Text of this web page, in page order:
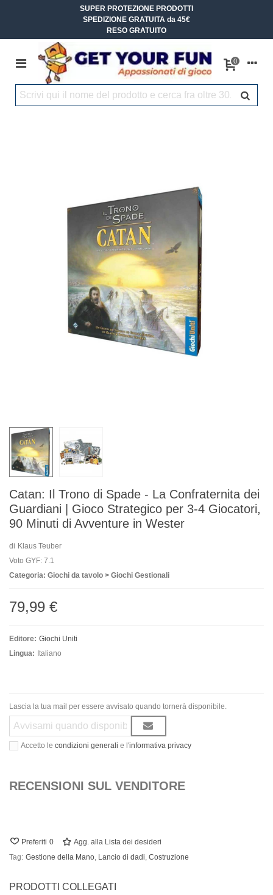
SUPER PROTEZIONE PRODOTTI
SPEDIZIONE GRATUITA da 45€
RESO GRATUITO
0
Catan: Il Trono di Spade - La Confraternita dei
Guardiani | Gioco Strategico per 3-4 Giocatori,
90 Minuti di Avventure in Wester
di Klaus Teuber
Voto GYF: 7.1
Categoria: Giochi da tavolo > Giochi Gestionali
79,99 €
Editore: Giochi Uniti
Lingua: Italiano
Lascia la tua mail per essere avvisato quando tornerà disponibile.
Accetto le condizioni generali e l'informativa privacy
RECENSIONI SUL VENDITORE
Preferiti 0
Agg. alla Lista dei desideri
Tag: Gestione della Mano, Lancio di dadi, Costruzione
PRODOTTI COLLEGATI